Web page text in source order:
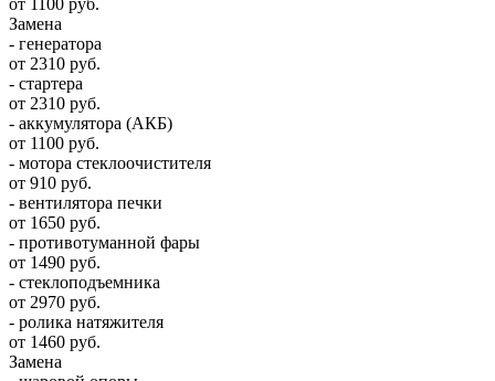
Замена
- генератора
от 2310 руб.
- стартера
от 2310 руб.
- аккумулятора (АКБ)
от 1100 руб.
- мотора стеклоочистителя
от 910 руб.
- вентилятора печки
от 1650 руб.
- противотуманной фары
от 1490 руб.
- стеклоподъемника
от 2970 руб.
- ролика натяжителя
от 1460 руб.
Замена